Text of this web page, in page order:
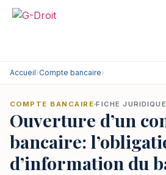
Accueil›Compte bancaire›
COMPTE BANCAIRE FICHE JURIDIQUE
Ouverture d’un
bancaire:
d’information du